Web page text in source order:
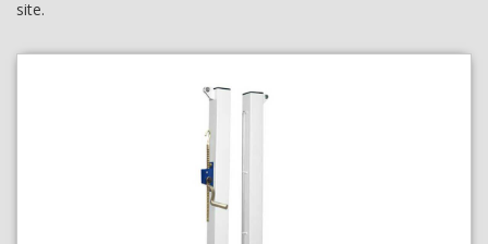
site.